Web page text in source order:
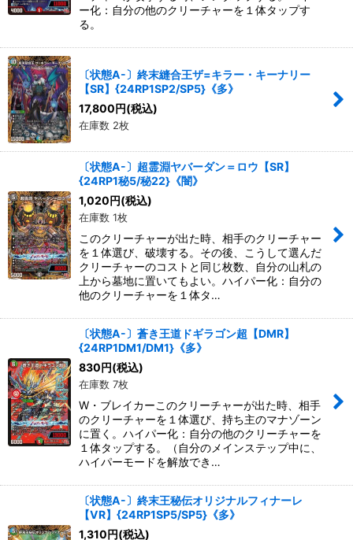
ー化：自分の他のクリーチャーを１体タップす
る。
〔状態A-〕終末縫合王ザ=キラー・キーナリー
【SR】{24RP1SP2/SP5}《多》
17,800円(税込)
在庫数 2枚
〔状態A-〕超霊淵ヤバーダン＝ロウ【SR】
{24RP1秘5/秘22}《闇》
1,020 円(税込)
在庫数 1枚
このクリーチャーが出た時、相手のクリーチャー
を１体選び、破壊する。その後、こうして選んだ
クリーチャーのコストと同じ枚数、自分の山札の
上から墓地に置いてもよい。ハイパー化：自分の
他のクリーチャーを１体タ…
〔状態A-〕蒼き王道ドギラゴン超【DMR】
{24RP1DM1/DM1}《多》
830 円(税込)
在庫数 7枚
W・ブレイカーこのクリーチャーが出た時、相手
のクリーチャーを１体選び、持ち主のマナゾーン
に置く。ハイパー化：自分の他のクリーチャーを
１体タップする。（自分のメインステップ中に、
ハイパーモードを解放でき…
〔状態A-〕終末王秘伝オリジナルフィナーレ
【VR】{24RP1SP5/SP5}《多》
1,310 円(税込)